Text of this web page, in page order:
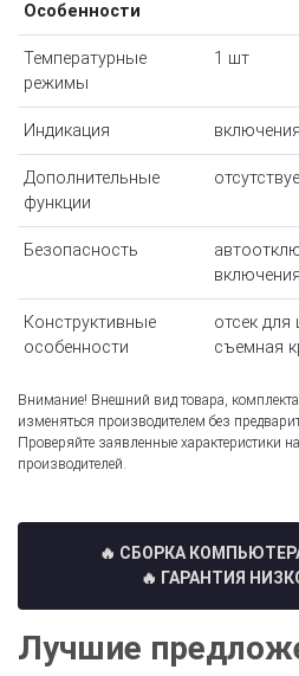
Особенности
Температурные
режимы
1 шт
Индикация
Дополнительные
функции
Безопасность
Конструктивные
особенности
отсек для
съемная
Внимание! Внешний вид товара,
изменяться производителем без
Проверяйте заявленные характеристики
производителей.
🔥 СБОРКА
🔥 ГАРАНТИЯ
Лучшие